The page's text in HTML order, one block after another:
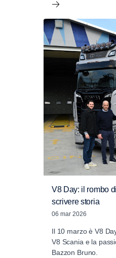
V8 Day: il rombo
scrivere storia
06 mar 2026
Il 10 marzo è V8
V8 Scania e la
Bazzon Bruno.